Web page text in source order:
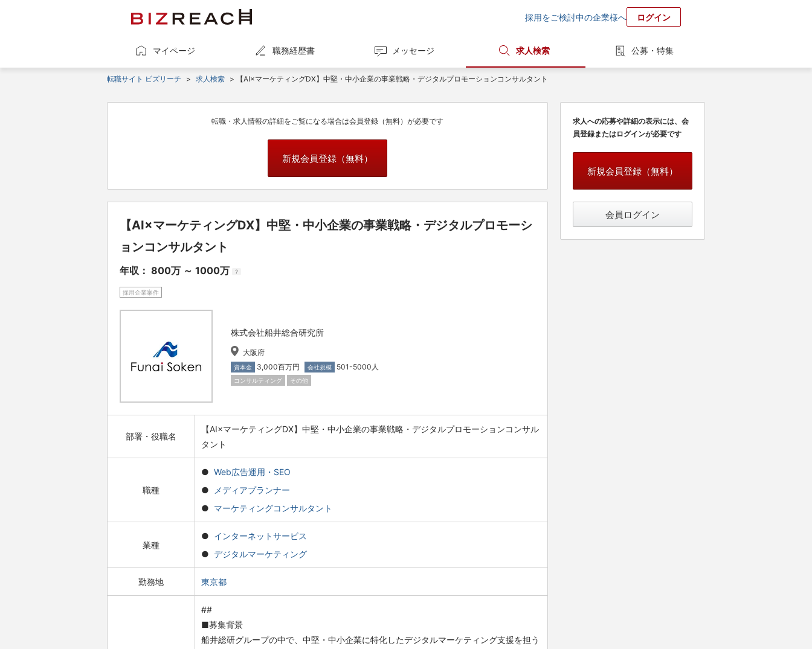
採用をご検討中の企業様へ ログイン
マイページ 職務経歴書 メッセージ 求人検索 公募・特集
転職サイト ビズリーチ > 求人検索 > 【AI×マーケティングDX】中堅・中小企業の事業戦略・デジタルプロモーションコンサルタント
転職・求人情報の詳細をご覧になる場合は会員登録（無料）が必要です
新規会員登録（無料）
【AI×マーケティングDX】中堅・中小企業の事業戦略・デジタルプロモーシ
ョンコンサルタント
年収： 800万 ～ 1000万 ?
採用企業案件
株式会社船井総合研究所
大阪府
資本金 3,000百万円 会社規模 501-5000人
コンサルティング その他
部署・役職名
【AI×マーケティングDX】中堅・中小企業の事業戦略・デジタルプロモーションコンサル
タント
職種
Web広告運用・SEO
メディアプランナー
マーケティングコンサルタント
業種
インターネットサービス
デジタルマーケティング
勤務地 東京都
##
■募集背景
船井総研グループの中で、中堅・中小企業に特化したデジタルマーケティング支援を担う
求人への応募や詳細の表示には、会
員登録またはログインが必要です
新規会員登録（無料）
会員ログイン